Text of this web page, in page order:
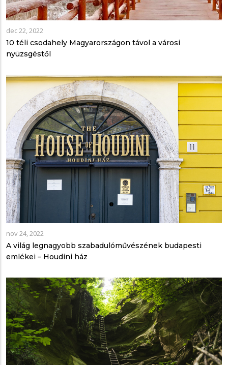
dec 22, 2022
10 téli csodahely Magyarországon távol a városi
nyüzsgéstől
nov 24, 2022
A világ legnagyobb szabadulóművészének budapesti
emlékei – Houdini ház